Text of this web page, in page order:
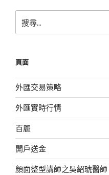
尋
字:
頁面
外匯交易策略
外匯實時行情
百麗
開戶送金
顏面整型講師之吳紹琥醫師